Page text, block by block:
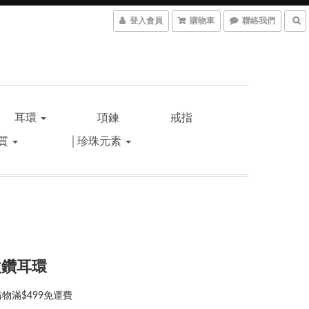
登入會員 購物車 聯絡我們
耳環 項鍊 戒指
│珍珠元素
耳環
物滿$499免運費